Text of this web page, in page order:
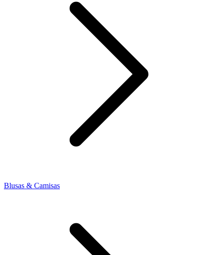
Blusas & Camisas